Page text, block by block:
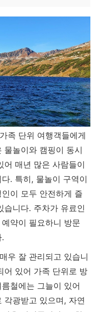
족 단위 여행객들에게
물놀이와 캠핑이 동시
어 매년 많은 사람들이
. 특히, 물놀이 구역이
이 모두 안전하게 즐
습니다. 주차가 유료인
약이 필요하니 방문
.
우 잘 관리되고 있습니
어 있어 가족 단위로 방
철에는 그늘이 있어
각광받고 있으며, 자연